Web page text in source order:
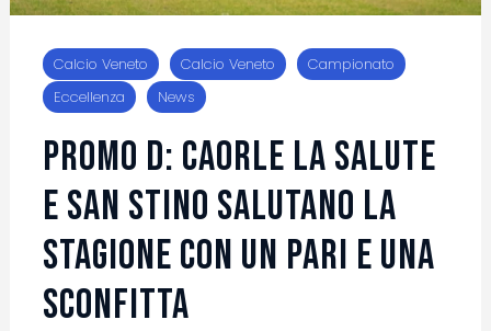
Calcio Veneto Calcio Veneto
Campionato
Eccellenza
News
Promo D: Caorle La Salute
e San Stino salutano la
stagione con un pari e una
sconfitta